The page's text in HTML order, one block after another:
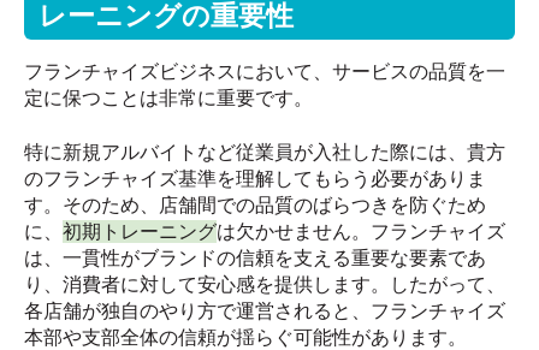
レーニングの重要性
フランチャイズビジネスにおいて、サービスの品質を一
定に保つことは非常に重要です。
特に新規アルバイトなど従業員が入社した際には、貴方
のフランチャイズ基準を理解してもらう必要がありま
す。そのため、店舗間での品質のばらつきを防ぐため
に、 初期トレーニングは欠かせません。フランチャイズ
は、一貫性がブランドの信頼を支える重要な要素であ
り、消費者に対して安心感を提供します。したがって、
各店舗が独自のやり方で運営されると、フランチャイズ
本部や支部全体の信頼が揺らぐ可能性があります。